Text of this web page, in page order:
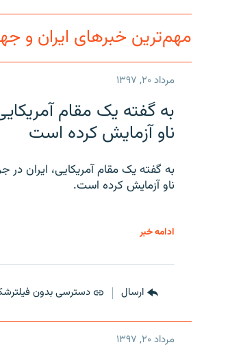
مهم‌ترین خبرهای ایران و
مرداد ۲۰, ۱۳۹۷
به گفته یک مقام
ناو آزمایش کرده است
به گفته یک مقام آمریکایی، ایران
ناو آزمایش کرده است.
ادامه خبر
ارسال دسترسی بدون
مرداد ۲۰, ۱۳۹۷